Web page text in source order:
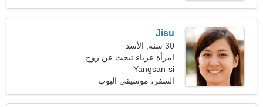
Jisu
30 سنه, الأسد
امرأة عزباء تبحث عن زوج
Yangsan-si
السفر، موسيقى البوب